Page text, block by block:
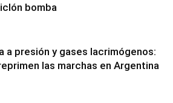
bomba
a presión y gases lacrimógenos:
las marchas en Argentina